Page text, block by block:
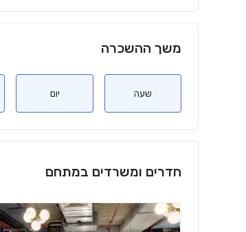
משך ההשכרה
שעה יום
חדרים ומשרדים במתחם